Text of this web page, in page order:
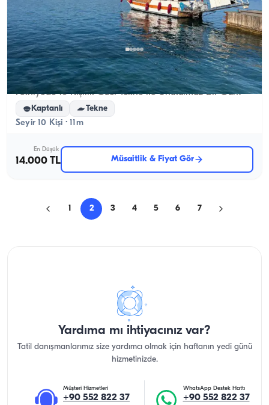
Fethiye, Muğla Yeni tekne
Fethiye’de 10 Kişilik Özel Tekne ile Unutulmaz Bir Gün!
Kaptanlı Tekne
Seyir 10 Kişi · 11m
En Düşük
14.000 TL Müsaitlik & Fiyat Gör
1 2 3 4 5 6 7
Yardıma mı ihtiyacınız var?
Tatil danışmanlarımız size yardımcı olmak için haftanın yedi günü
hizmetinizde.
Müşteri Hizmetleri
+90 552 822 37
WhatsApp Destek Hattı
+90 552 822 37